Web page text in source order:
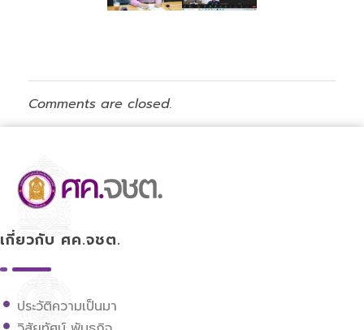
Comments are closed.
เกี่ยวกับ ศค.จชต.
ประวัติความเป็นมา